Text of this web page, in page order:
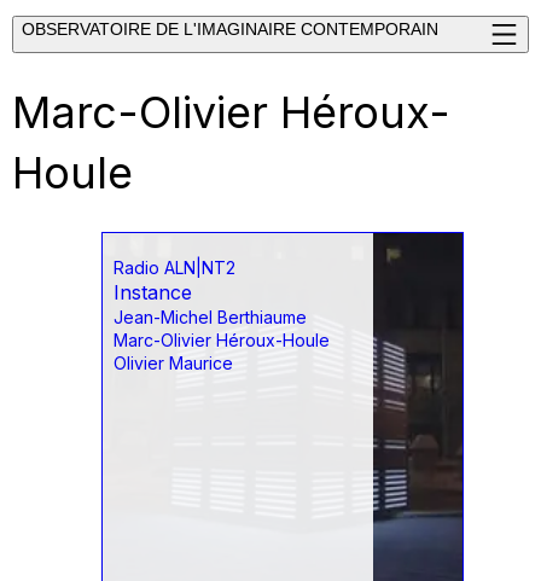
OBSERVATOIRE DE L'IMAGINAIRE CONTEMPORAIN
Marc-Olivier Héroux-
Houle
Radio ALN|NT2
Instance
Jean-Michel Berthiaume
Marc-Olivier Héroux-Houle
Olivier Maurice